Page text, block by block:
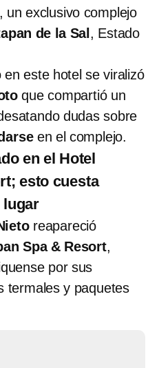
un exclusivo complejo
de la Sal , Estado
este hotel se viralizó
que compartió un
dudas sobre
en el complejo.
en el Hotel
esto cuesta
lugar
reapareció
Spa & Resort,
por sus
termales y paquetes